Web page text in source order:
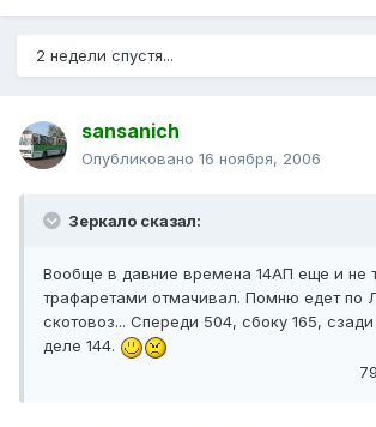
2 недели спустя...
sansanich
Опубликовано 16 ноября, 2006
Зеркало сказал:
Вообще в давние времена 14АП еще и не
трафаретами отмачивал. Помню едет по
скотовоз... Спереди 504, сбоку 165,
деле 144.